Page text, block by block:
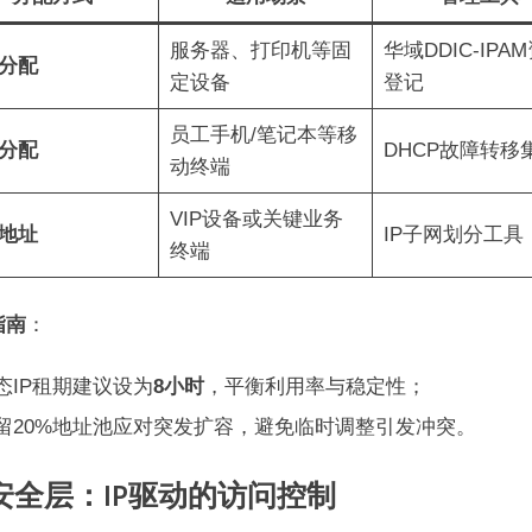
配​
服务器、打印机等固
定设备
华域DDIC-IPAM
登记
配​
员工手机/笔记本等移
动终端
DHCP故障转移
址​
VIP设备或关键业务
终端
IP子网划分工具
南​ ​：
IP租期建议设为​​8小时​​，平衡利用率与稳定性；
20%地址池应对突发扩容，避免临时调整引发冲突。
全层：IP驱动的访问控制​